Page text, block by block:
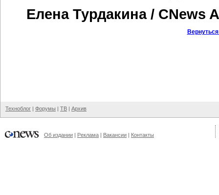
Елена Турдакина / CNews
Техноблог | Форумы | ТВ | Архив
Об издании | Реклама | Вакансии | Контакты